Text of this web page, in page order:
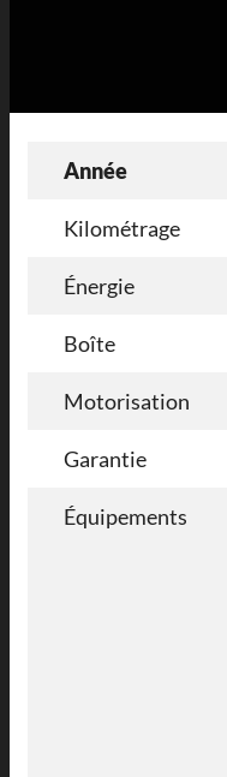
Année
Kilométrage
Énergie
Boîte
Motorisation
Garantie
Équipements